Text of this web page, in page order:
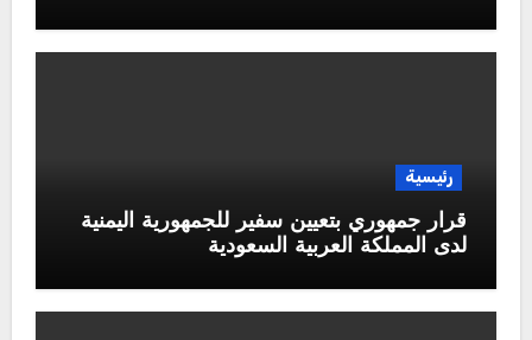
رئيسية
قرار جمهوري بتعيين سفير للجمهورية اليمنية
لدى المملكة العربية السعودية